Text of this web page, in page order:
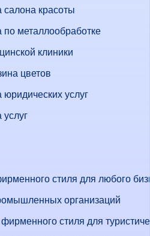
салона красоты
металлообработке
клиники
цветов
услуг
стиля для любого
организаций
стиля для